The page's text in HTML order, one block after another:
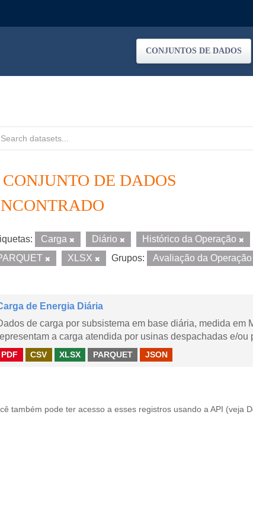
CONJUNTOS DE DADOS
CONJUNTO DE DADOS
Carga Diário Histórico da Operação
XLSX Grupos: Avaliação da Operação
de Energia Diária
de carga por subsistema em base diária, medida em
a carga atendida por usinas despachadas e/ou
PDF CSV XLSX PARQUET JSON
também pode ter acesso a esses registros usando a API (veja